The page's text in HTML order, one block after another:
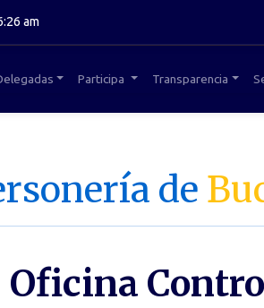
am
Participa Transparencia
de
Oficina